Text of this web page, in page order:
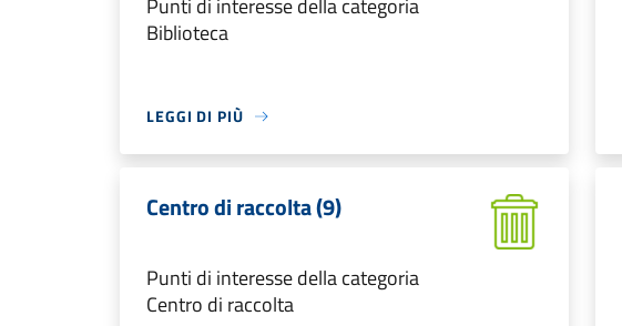
Punti di interesse della categoria
Biblioteca
LEGGI DI PIÙ
Centro di raccolta (9)
Punti di interesse della categoria
Centro di raccolta